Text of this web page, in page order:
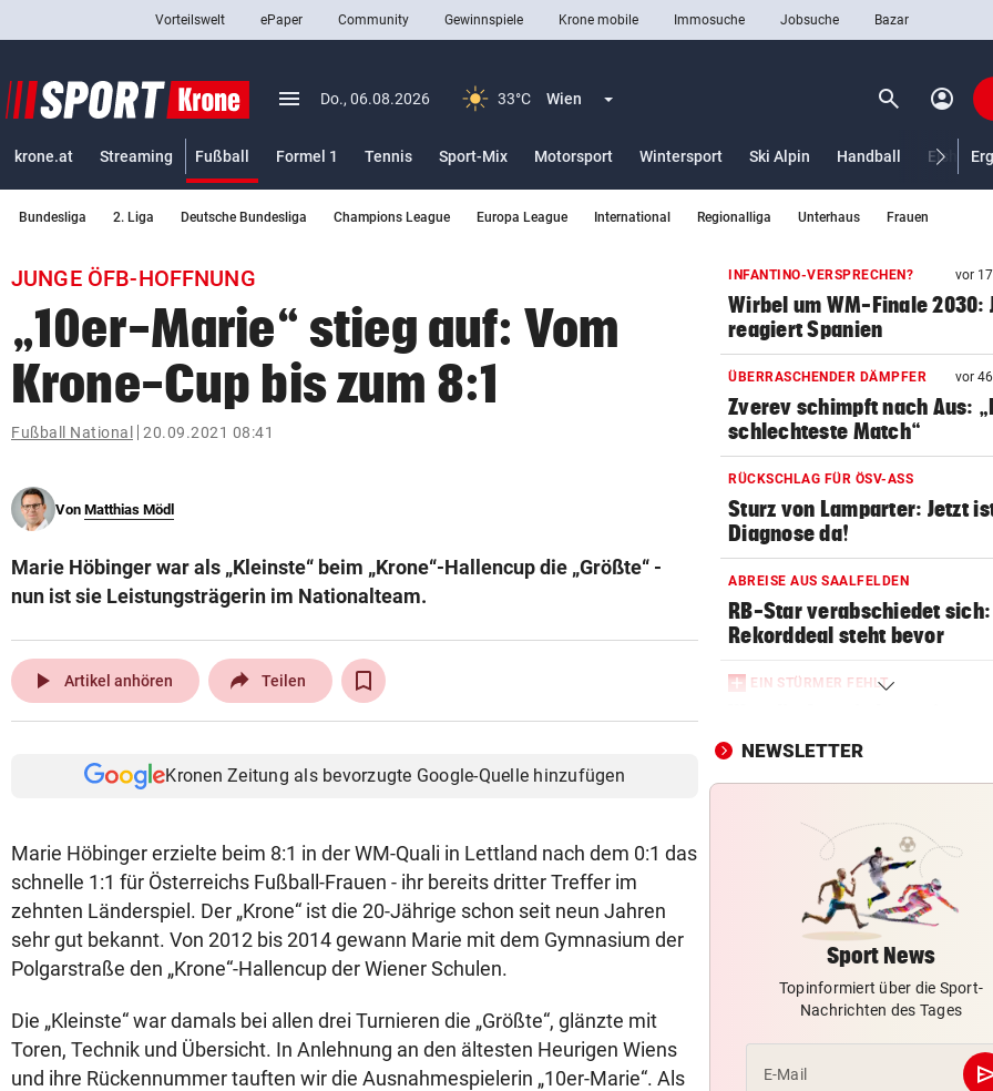
closeSchließen
Abonnieren
bookmark
search
Suchbegriff
eingeben
© Krone Multimedia GmbH & Co KG 2026
Vorteilswelt ePaper Community Gewinnspiele Krone mobile Immosuche Jobsuche Bazar
menu Menü aufklappen
Do., 06.08.2026 33°C Wien Menü aufklappen search Suchen
account_circle
krone.at Streaming Fußball
Formel 1
Tennis Sport-Mix Motorsport Wintersport Ski Alpin Handball
Bundesliga 2. Liga Deutsche Bundesliga Champions League Europa League International Regionalliga Unterhaus Frauen
JUNGE ÖFB-HOFFNUNG
„10er-Marie“ stieg auf: Vom
Krone-Cup bis zum 8:1
Fußball National 20.09.2021 08:41
Von Matthias Mödl
Marie Höbinger war als „Kleinste“ beim „Krone“-Hallencup die „Größte“ -
nun ist sie Leistungsträgerin im Nationalteam.
play_arrow Artikel anhören Teilen
Kronen Zeitung als bevorzugte Google-Quelle hinzufügen
Marie Höbinger erzielte beim 8:1 in der WM-Quali in Lettland nach dem 0:1 das
schnelle 1:1 für Österreichs Fußball-Frauen - ihr bereits dritter Treffer im
zehnten Länderspiel. Der „Krone“ ist die 20-Jährige schon seit neun Jahren
sehr gut bekannt. Von 2012 bis 2014 gewann Marie mit dem Gymnasium der
Polgarstraße den „Krone“-Hallencup der Wiener Schulen.
Die „Kleinste“ war damals bei allen drei Turnieren die „Größte“, glänzte mit
Toren, Technik und Übersicht. In Anlehnung an den ältesten Heurigen Wiens
und ihre Rückennummer tauften wir die Ausnahmespielerin „10er-Marie“. Als
INFANTINO-VERSPRECHEN? vor
Wirbel um WM-Finale 2030:
reagiert Spanien
ÜBERRASCHENDER DÄMPFER vor
Zverev schimpft nach Aus:
schlechteste Match“
RÜCKSCHLAG FÜR ÖSV-ASS
Sturz von Lamparter: Jetzt
Diagnose da!
ABREISE AUS SAALFELDEN
RB-Star verabschiedet sich:
Rekorddeal steht bevor
EIN STÜRMER FEHLT
Rumänien erwartet
EIN KLUB MACHT ERNST
zum Knackpunkt?
OSV-DUO IN PARIS
Knoll und Lotfi ziehen vom
ins EM-Finale ein
FITNESS-TEST BESTANDEN
Weißhaidinger kann an
Leichtathletik-EM
NEWSLETTER
Sport News
Topinformiert über die Sport-
Nachrichten des Tages
E-Mail